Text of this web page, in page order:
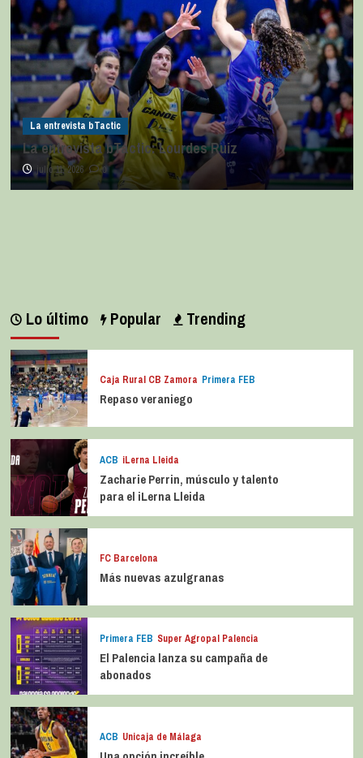
La entrevista bTactic
La entrevista bTactic: Lourdes Ruiz
julio 11, 2026 0
Lo último Popular Trending
Caja Rural CB Zamora Primera FEB
Repaso veraniego
ACB iLerna Lleida
Zacharie Perrin, músculo y talento
para el iLerna Lleida
FC Barcelona
Más nuevas azulgranas
Primera FEB Super Agropal Palencia
El Palencia lanza su campaña de
abonados
ACB Unicaja de Málaga